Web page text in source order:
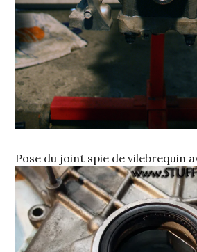
Pose du joint spie de vilebrequin